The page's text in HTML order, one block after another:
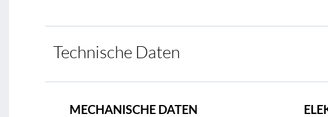
Technische Daten
MECHANISCHE DATEN